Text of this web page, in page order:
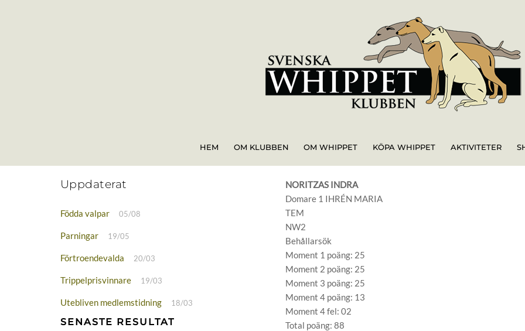
HEM OM KLUBBEN OM WHIPPET KÖPA WHIPPET AKTIVITETER
Uppdaterat
Födda valpar 05/08
Parningar 19/05
Förtroendevalda 20/03
Trippelprisvinnare 19/03
Utebliven medlemstidning 18/03
SENASTE RESULTAT
NORITZAS INDRA
Domare 1 IHRÉN MARIA
TEM
NW2
Behållarsök
Moment 1 poäng: 25
Moment 2 poäng: 25
Moment 3 poäng: 25
Moment 4 poäng: 13
Moment 4 fel: 02
Total poäng: 88